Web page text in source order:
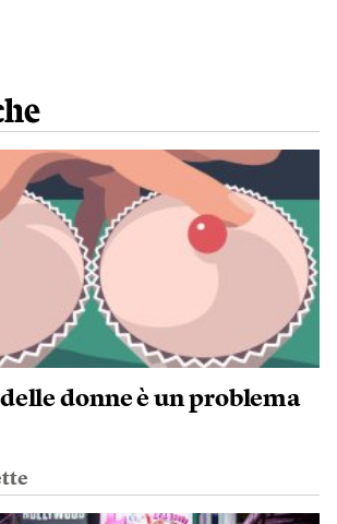
donne è un problema